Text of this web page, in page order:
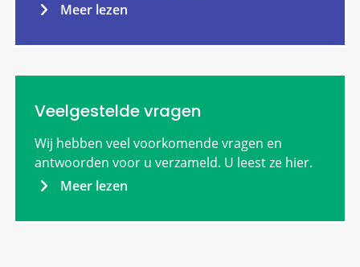
Meer lezen
Veelgestelde vragen
Wij hebben veel voorkomende vragen en
antwoorden voor u verzameld. U leest ze hier.
Meer lezen